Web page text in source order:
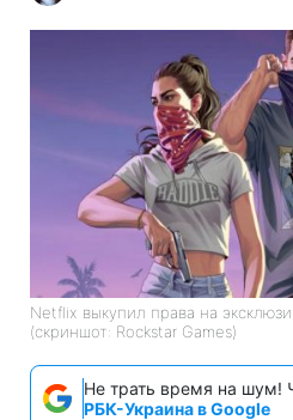
Netflix выкупил права на
(скриншот: Rockstar Games)
Не трать время на шум!
РБК-Украина в Google